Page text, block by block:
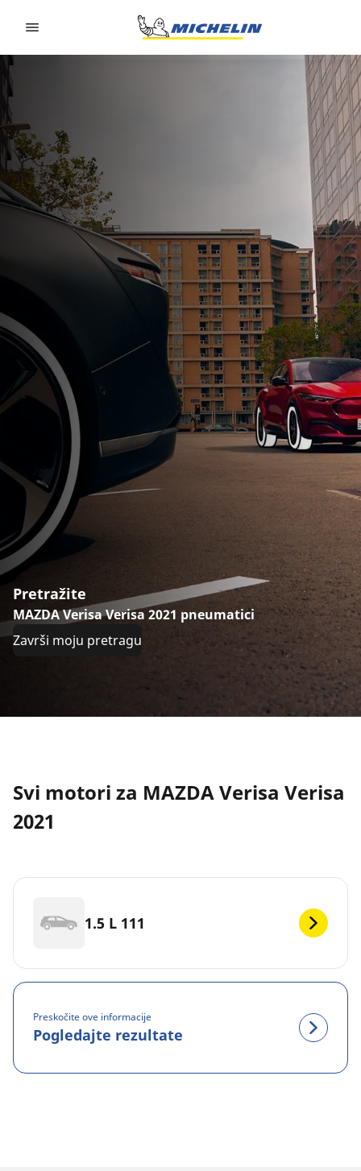
Pretražite
MAZDA Verisa Verisa 2021 pneumatici
Završi moju pretragu
Svi motori za MAZDA Verisa Verisa
2021
1.5 L 111
Preskočite ove informacije
Pogledajte rezultate